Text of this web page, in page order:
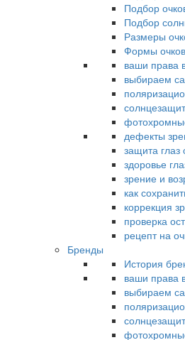
Подбор
Подбор
Размеры
Формы очков
ваши права
выбираем
дефекты
защита глаз
здоровье
зрение и
как
коррекция
проверка
рецепт на
Бренды
История
ваши права
выбираем